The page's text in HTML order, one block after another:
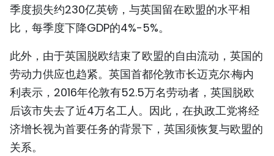
季度损失约230亿英镑，与英国留在欧盟的水平相
比，每季度下降GDP的4%-5%。
此外，由于英国脱欧结束了欧盟的自由流动，英国的
劳动力供应也趋紧。英国首都伦敦市长迈克尔·梅内
利表示，2016年伦敦有52.5万名劳动者，英国脱欧
后该市失去了近4万名工人。因此，在执政工党将经
济增长视为首要任务的背景下，英国须恢复与欧盟的
关系。